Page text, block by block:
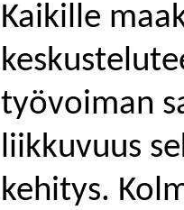
Kaikille
työvoiman
liikkuvuus
kehitys.